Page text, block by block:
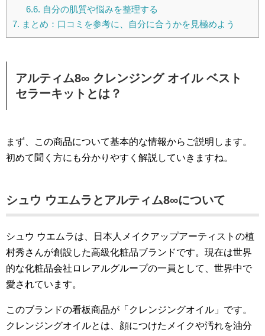
6.6. 自分の肌質や悩みを整理する
7. まとめ：口コミを参考に、自分に合うかを見極めよう
アルティム8∞ クレンジング オイル ベスト
セラーキットとは？
まず、この商品について基本的な情報からご説明します。
初めて聞く方にも分かりやすく解説していきますね。
シュウ ウエムラとアルティム8∞について
シュウ ウエムラは、日本人メイクアップアーティストの植
村秀さんが創設した高級化粧品ブランドです。現在は世界
的な化粧品会社ロレアルグループの一員として、世界中で
愛されています。
このブランドの看板商品が「クレンジングオイル」です。
クレンジングオイルとは、顔につけたメイクや汚れを油分